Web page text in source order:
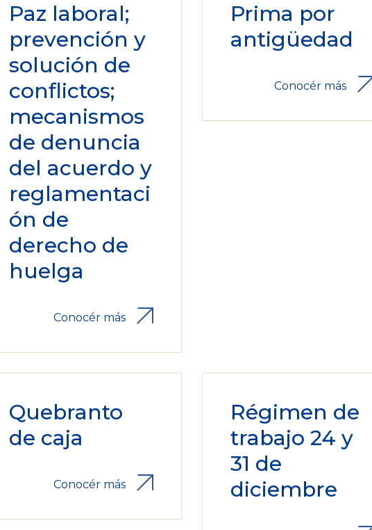
Paz laboral;
prevención y
solución de
conflictos;
mecanismos
de denuncia
del acuerdo y
reglamentaci
ón de
derecho de
huelga
Conocér más
Prima por
antigüedad
Conocér más
Quebranto
de caja
Conocér más
Régimen de
trabajo 24 y
31 de
diciembre